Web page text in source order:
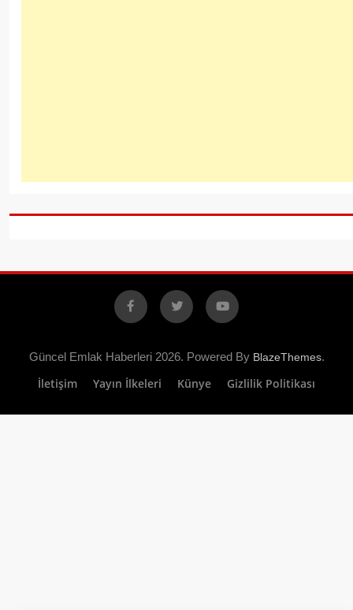
Facebook
X YouTube
Güncel Emlak Haberleri 2026. Powered By BlazeThemes.
İletişim Yayın İlkeleri Künye Gizlilik Politikası